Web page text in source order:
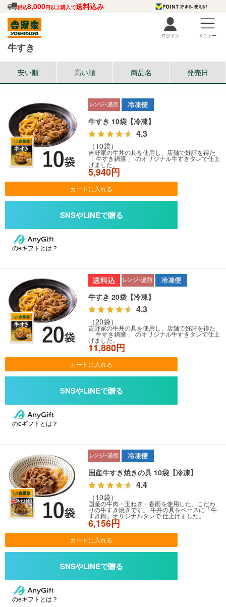
税込8,000円以上購入で送料込み
ログイン メニュー
牛すき
安い順 高い順 商品名 発売日
牛すき 10袋【冷凍】
4.3
（10袋）
吉野家の牛丼の具を使用し、店舗で好評を得た
「 牛すき鍋膳 」 のオリジナル牛すきタレで仕上
げました。
5,940円
カートに入れる
のeギフトとは？
牛すき 20袋【冷凍】
4.3
（20袋）
吉野家の牛丼の具を使用し、店舗で好評を得た
「 牛すき鍋膳 」 のオリジナル牛すきタレで仕上
げました。
11,880円
カートに入れる
のeギフトとは？
国産牛すき焼きの具 10袋【冷凍】
4.4
（10袋）
国産の牛肉・玉ねぎ・春雨を使用した、こだわ
りの牛すき焼きです。 牛丼の具をベースに「牛
すき鍋」オリジナルタレで 仕上げました。
6,156円
カートに入れる
のeギフトとは？